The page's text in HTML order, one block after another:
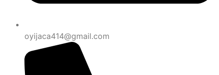
oyijaca414@gmail.com